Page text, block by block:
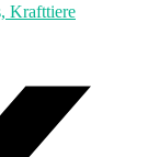
Krafttiere